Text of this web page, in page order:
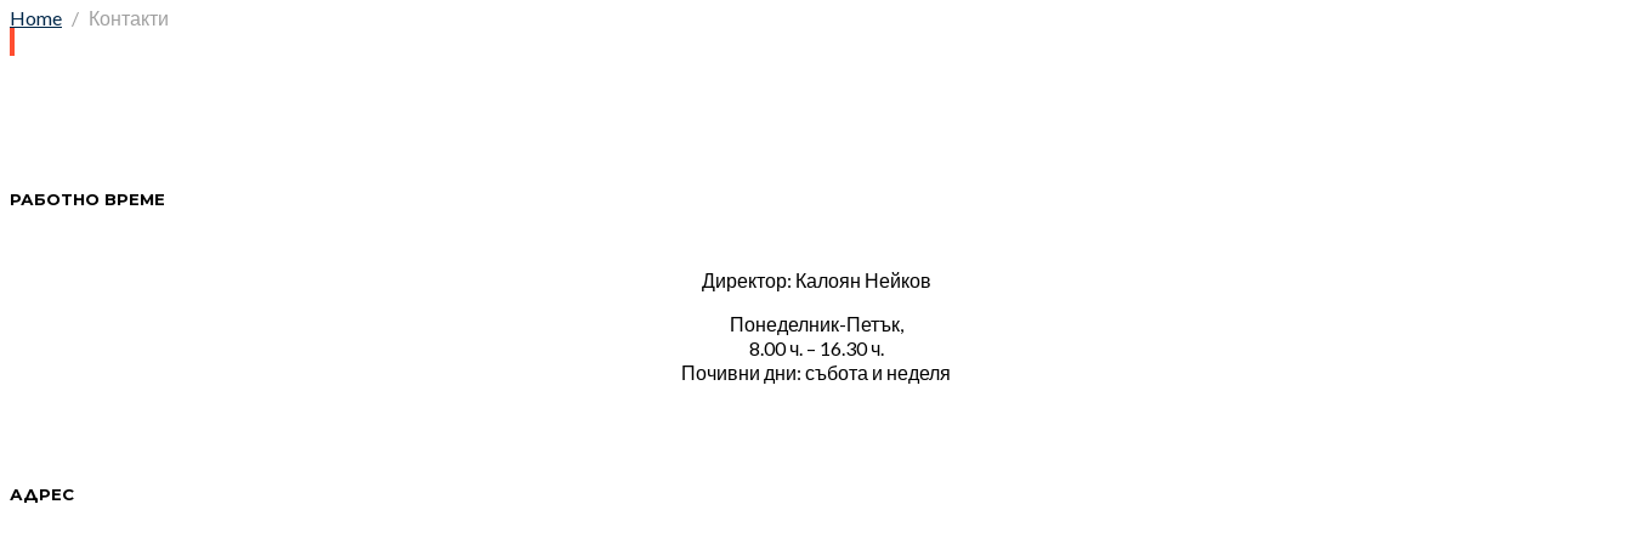
Home Контакти
РАБОТНО ВРЕМЕ
Директор: Калоян Нейков
Понеделник-Петък,
8.00 ч. – 16.30 ч.
Почивни дни: събота и неделя
АДРЕС